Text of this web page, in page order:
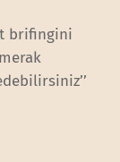
brifingini